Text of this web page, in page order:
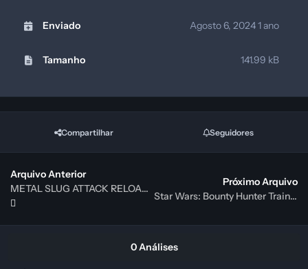
Enviado Agosto 6, 20241 ano
Tamanho 141.99 kB
Compartilhar Seguidores
Arquivo Anterior
METAL SLUG ATTACK RELOADED Trainer (CHEATHAPPENS.COM)
Próximo Arquivo
Star Wars: Bounty Hunter Trainer (CHEATHAPPENS.COM)
0 Análises